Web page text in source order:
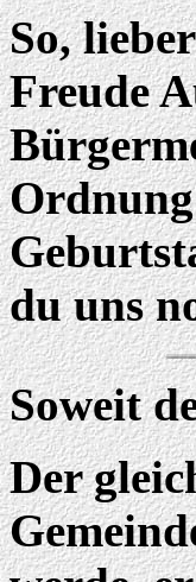
So,
Freude
du uns
Soweit
Der